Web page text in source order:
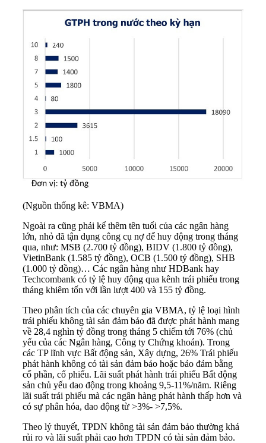
(Nguồn thống kê: VBMA)
Ngoài ra cũng phải kể thêm tên tuổi của các ngân hàng
lớn, nhỏ đã tận dụng công cụ nợ để huy động trong tháng
qua, như: MSB (2.700 tỷ đồng), BIDV (1.800 tỷ đồng),
VietinBank (1.585 tỷ đồng), OCB (1.500 tỷ đồng), SHB
(1.000 tỷ đồng)… Các ngân hàng như HDBank hay
Techcombank có tỷ lệ huy động qua kênh trái phiếu trong
tháng khiêm tốn với lần lượt 400 và 155 tỷ đồng.
Theo phân tích của các chuyên gia VBMA, tỷ lệ loại hình
trái phiếu không tài sản đảm bảo đã được phát hành mang
về 28,4 nghìn tỷ đồng trong tháng 5 chiếm tới 76% (chủ
yếu của các Ngân hàng, Công ty Chứng khoán). Trong
các TP lĩnh vực Bất động sản, Xây dựng, 26% Trái phiếu
phát hành không có tài sản đảm bảo hoặc bảo đảm bằng
cổ phần, cổ phiếu. Lãi suất phát hành trái phiếu Bất động
sản chủ yếu dao động trong khoảng 9,5-11%/năm. Riêng
lãi suất trái phiếu mà các ngân hàng phát hành thấp hơn và
có sự phân hóa, dao động từ >3%- >7,5%.
Theo lý thuyết, TPDN không tài sản đảm bảo thường khá
rủi ro và lãi suất phải cao hơn TPDN có tài sản đảm bảo.